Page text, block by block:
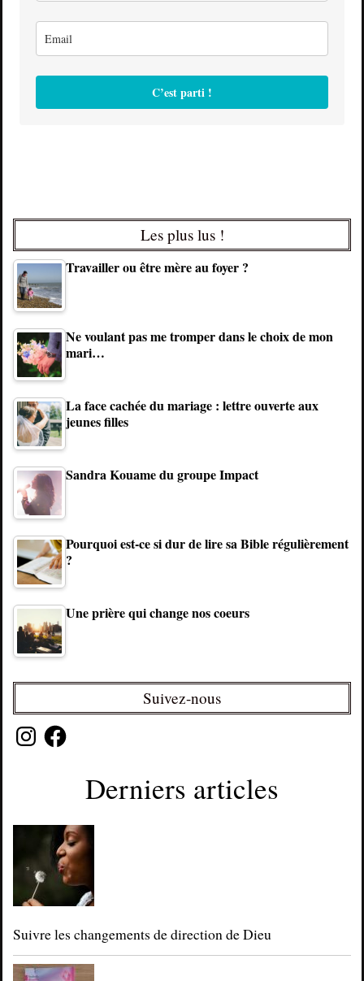
C’est parti !
Les plus lus !
Travailler ou être mère au foyer ?
Ne voulant pas me tromper dans le choix de mon
mari…
La face cachée du mariage : lettre ouverte aux
jeunes filles
Sandra Kouame du groupe Impact
Pourquoi est-ce si dur de lire sa Bible régulièrement
?
Une prière qui change nos coeurs
Suivez-nous
InstagramFacebook
Derniers articles
Suivre les changements de direction de Dieu